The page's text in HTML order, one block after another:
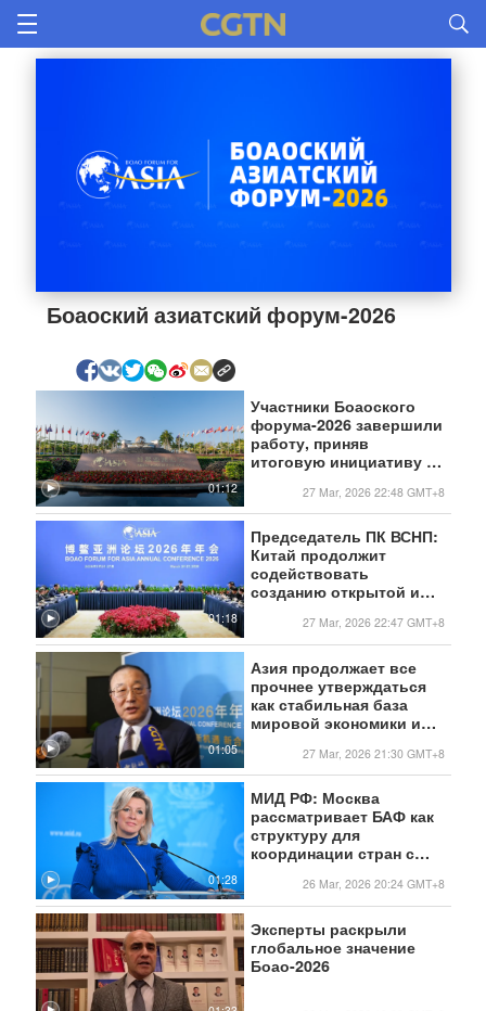
Боаоский азиатский форум-2026
01:12
Участники Боаоского
форума-2026 завершили
работу, приняв
итоговую инициативу по
региональному
сотрудничеству
27 Mar, 2026 22:48 GMT+8
01:18
Председатель ПК ВСНП:
Китай продолжит
содействовать
созданию открытой и
27 Mar, 2026 22:47 GMT+8
01:05
Азия продолжает все
прочнее утверждаться
как стабильная база
мировой экономики и
двигателем роста
27 Mar, 2026 21:30 GMT+8
01:28
МИД РФ: Москва
рассматривает БАФ как
структуру для
координации стран с
рынками26 Mar, 2026 20:24 GMT+8
Эксперты раскрыли
глобальное значение
Боао-2026